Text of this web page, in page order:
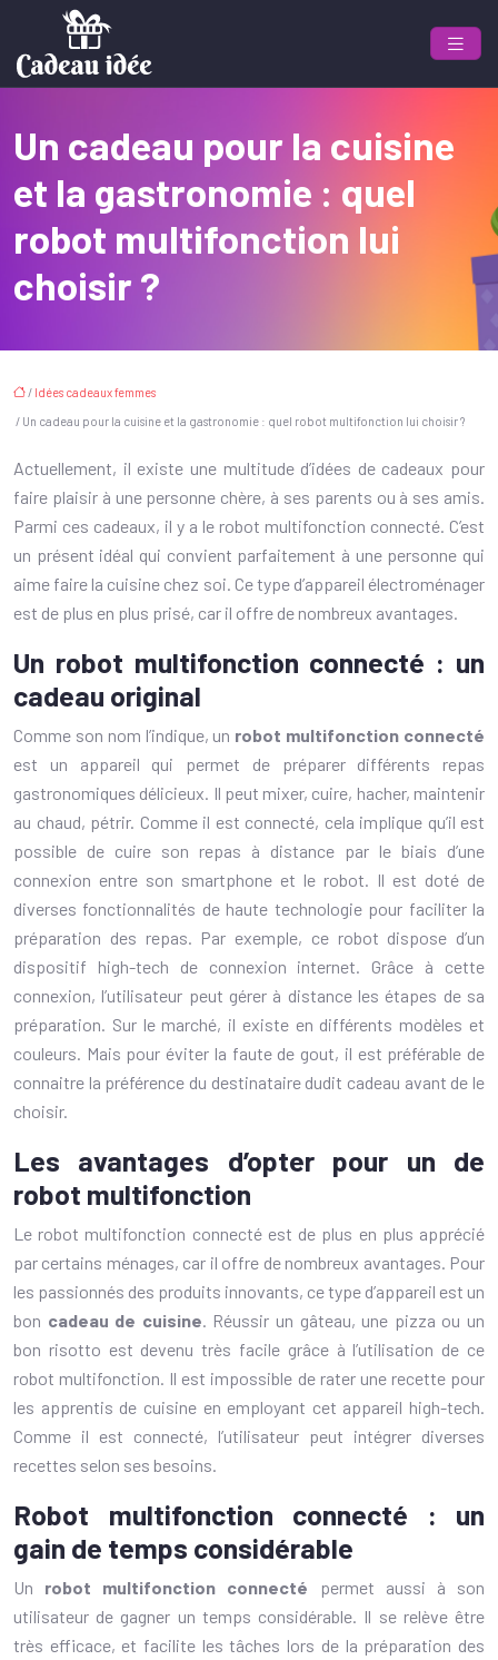
Un cadeau pour la cuisine
et la gastronomie : quel
robot multifonction lui
choisir ?
/ Idées cadeaux femmes
/ Un cadeau pour la cuisine et la gastronomie : quel robot multifonction lui choisir ?
Actuellement, il existe une multitude d’idées de cadeaux pour
faire plaisir à une personne chère, à ses parents ou à ses amis.
Parmi ces cadeaux, il y a le robot multifonction connecté. C’est
un présent idéal qui convient parfaitement à une personne qui
aime faire la cuisine chez soi. Ce type d’appareil électroménager
est de plus en plus prisé, car il offre de nombreux avantages.
Un robot multifonction connecté : un
cadeau original
Comme son nom l’indique, un robot multifonction connecté
est un appareil qui permet de préparer différents repas
gastronomiques délicieux. Il peut mixer, cuire, hacher, maintenir
au chaud, pétrir. Comme il est connecté, cela implique qu’il est
possible de cuire son repas à distance par le biais d’une
connexion entre son smartphone et le robot. Il est doté de
diverses fonctionnalités de haute technologie pour faciliter la
préparation des repas. Par exemple, ce robot dispose d’un
dispositif high-tech de connexion internet. Grâce à cette
connexion, l’utilisateur peut gérer à distance les étapes de sa
préparation. Sur le marché, il existe en différents modèles et
couleurs. Mais pour éviter la faute de gout, il est préférable de
connaitre la préférence du destinataire dudit cadeau avant de le
choisir.
Les avantages d’opter pour un de
robot multifonction
Le robot multifonction connecté est de plus en plus apprécié
par certains ménages, car il offre de nombreux avantages. Pour
les passionnés des produits innovants, ce type d’appareil est un
bon cadeau de cuisine. Réussir un gâteau, une pizza ou un
bon risotto est devenu très facile grâce à l’utilisation de ce
robot multifonction. Il est impossible de rater une recette pour
les apprentis de cuisine en employant cet appareil high-tech.
Comme il est connecté, l’utilisateur peut intégrer diverses
recettes selon ses besoins.
Robot multifonction connecté : un
gain de temps considérable
Un robot multifonction connecté permet aussi à son
utilisateur de gagner un temps considérable. Il se relève être
très efficace, et facilite les tâches lors de la préparation des